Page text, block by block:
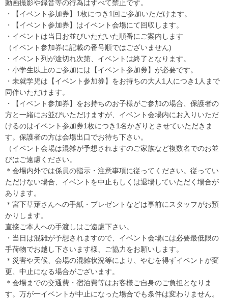
動画撮影や録音等の行為はすべて禁止です。
・【イベント参加券】1枚につき1回ご参加いただけます。
・【イベント参加券】はイベント会場にて回収します。
・イベントは当日お並びいただいた順番にご案内します
（イベント参加券に記載の番号順ではございません)
・イベント列が途切れ次第、イベントは終了となります。
・小学生以上のご参加には【イベント参加券】が必要です。
・未就学児は【イベント参加券】をお持ちの大人1人につき1人まで
同伴いただけます。
・【イベント参加券】をお持ちのお子様がご参加の場合、保護者の
方と一緒にお並びいただけますが、イベント会場内にお入りいただ
けるのはイベント参加券1枚につき1名かぎりとさせていただきま
す。保護者の方は会場出口でお待ち下さい。
（イベント会場は混雑が予想されますのご家族など複数名でのお並
びはご遠慮ください。
＊会場内外では係員の指示・注意事項に従ってください。従ってい
ただけない場合、イベントを中止もしくは退場していただく場合が
あります。
＊宮下草薙さんへの手紙・プレゼントなどは事前にスタッフがお預
かりします。
直接ご本人への手渡しはご遠慮下さい。
・当日は混雑が予想されますので、イベント会場には必要最低限の
手荷物でお越し下さいます様、ご協力をお願いします。
＊災害や天候、会場の混雑状況等により、やむを得ずイベントが変
更、中止になる場合がございます。
＊会場までの交通費・宿泊費等はお客様ご自身のご負担となりま
す。万が一イベントが中止になった場合でも条件は変わりません。